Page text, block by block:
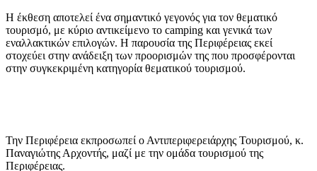
Η έκθεση αποτελεί ένα σημαντικό γεγονός για τον θεματικό
τουρισμό, με κύριο αντικείμενο το camping και γενικά των
εναλλακτικών επιλογών. Η παρουσία της Περιφέρειας εκεί
στοχεύει στην ανάδειξη των προορισμών της που προσφέρονται
στην συγκεκριμένη κατηγορία θεματικού τουρισμού.
Την Περιφέρεια εκπροσωπεί ο Αντιπεριφερειάρχης Τουρισμού, κ.
Παναγιώτης Αρχοντής, μαζί με την ομάδα τουρισμού της
Περιφέρειας.